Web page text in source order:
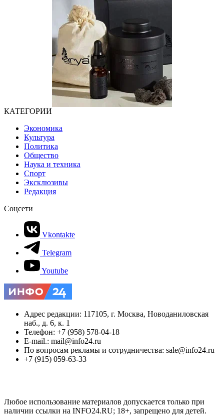
КАТЕГОРИИ
Экономика
Культура
Политика
Общество
Наука и техника
Спорт
Эксклюзивы
Редакция
Соцсети
Vkontakte
Telegram
Youtube
Адрес редакции: 117105, г. Москва, Новоданиловская
наб., д. 6, к. 1
Телефон: +7 (958) 578-04-18
E-mail.: mail@info24.ru
По вопросам рекламы и сотрудничества: sale@info24.ru
+7 (915) 059-63-33
Любое использование материалов допускается только при
наличии ссылки на INFO24.RU; 18+, запрещено для детей.